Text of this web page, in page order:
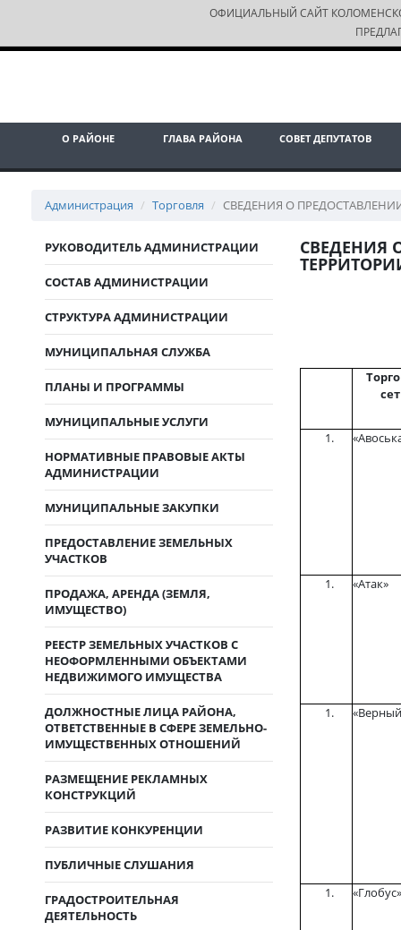
ОФИЦИАЛЬНЫЙ САЙТ
О РАЙОНЕ ГЛАВА РАЙОНА СОВЕТ ДЕПУТАТОВ
Администрация Торговля СВЕДЕНИЯ О
РУКОВОДИТЕЛЬ АДМИНИСТРАЦИИ
СОСТАВ АДМИНИСТРАЦИИ
СТРУКТУРА АДМИНИСТРАЦИИ
МУНИЦИПАЛЬНАЯ СЛУЖБА
ПЛАНЫ И ПРОГРАММЫ
МУНИЦИПАЛЬНЫЕ УСЛУГИ
НОРМАТИВНЫЕ ПРАВОВЫЕ АКТЫ
АДМИНИСТРАЦИИ
МУНИЦИПАЛЬНЫЕ ЗАКУПКИ
ПРЕДОСТАВЛЕНИЕ ЗЕМЕЛЬНЫХ
УЧАСТКОВ
ПРОДАЖА, АРЕНДА (ЗЕМЛЯ,
ИМУЩЕСТВО)
РЕЕСТР ЗЕМЕЛЬНЫХ УЧАСТКОВ С
НЕОФОРМЛЕННЫМИ ОБЪЕКТАМИ
НЕДВИЖИМОГО ИМУЩЕСТВА
ДОЛЖНОСТНЫЕ ЛИЦА РАЙОНА,
ОТВЕТСТВЕННЫЕ В СФЕРЕ ЗЕМЕЛЬНО-
ИМУЩЕСТВЕННЫХ ОТНОШЕНИЙ
РАЗМЕЩЕНИЕ РЕКЛАМНЫХ
КОНСТРУКЦИЙ
РАЗВИТИЕ КОНКУРЕНЦИИ
ПУБЛИЧНЫЕ СЛУШАНИЯ
ГРАДОСТРОИТЕЛЬНАЯ
ДЕЯТЕЛЬНОСТЬ
СВЕДЕНИЯ
«Атак»
«Глобус»